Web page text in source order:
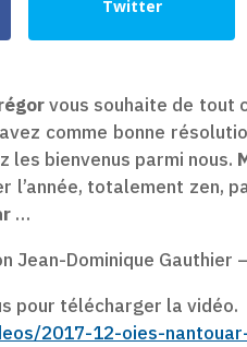
Twitter
vous souhaite de tout
comme bonne
les bienvenus parmi nous.
l’année, totalement zen,
…
Jean-Dominique
pour télécharger la vidéo.
2017-12-oies-